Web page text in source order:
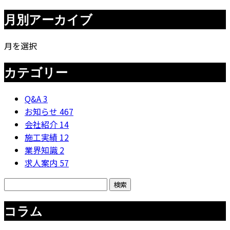
月別アーカイブ
月を選択
カテゴリー
Q&A3
お知らせ 467
会社紹介 14
施工実績 12
業界知識 2
求人案内 57
コラム